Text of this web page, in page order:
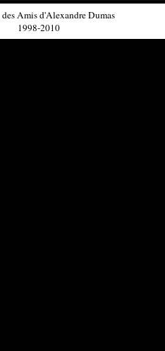
Amis d'Alexandre Dumas
1998-2010